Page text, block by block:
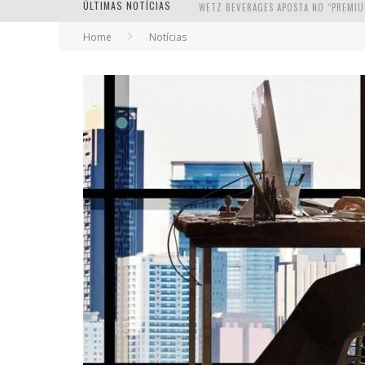
ÚLTIMAS NOTÍCIAS
Home Notícias